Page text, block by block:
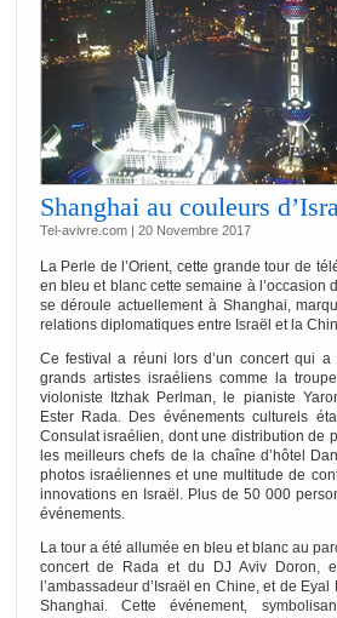
Shanghai au couleurs
Tel-avivre.com | 20 Novembre 2017
La Perle de l’Orient, cette grande tour de
en bleu et blanc cette semaine à l’occasion
se déroule actuellement à Shanghai,
relations diplomatiques entre Israël et la
Ce festival a réuni lors d’un concert qui
grands artistes israéliens comme la
violoniste Itzhak Perlman, le pianiste
Ester Rada. Des événements culturels
Consulat israélien, dont une distribution de
les meilleurs chefs de la chaîne d’hôtel
photos israéliennes et une multitude de
innovations en Israël. Plus de 50 000
événements.
La tour a été allumée en bleu et blanc au
concert de Rada et du DJ Aviv Doron,
l’ambassadeur d’Israël en Chine, et de
Shanghai. Cette événement,